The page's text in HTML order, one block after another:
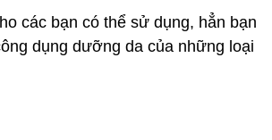
các bạn có thể sử dụng, hẳn bạn
dụng dưỡng da của những loại